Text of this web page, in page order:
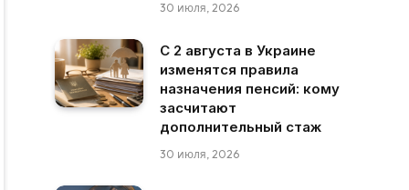
30 июля, 2026
С 2 августа в Украине
изменятся правила
назначения пенсий: кому
засчитают
дополнительный стаж
30 июля, 2026